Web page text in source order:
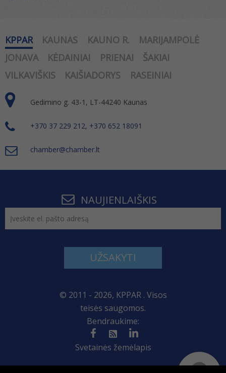
KPPAR KAUNAS KAUNO R.
MARIJAMPOLĖ
JONAVA
KĖDAINIAI PRIENAI
ŠAKIAI
VILKAVIŠKIS
KAIŠIADORYS RASEINIAI
Gedimino g. 43-1, LT-44240 Kaunas
+370 37 229 212, +370 652 18091
chamber@chamber.lt
NAUJIENLAIŠKIS
UŽSAKYTI
© 2011 - 2026, KPPAR . Visos
teisės saugomos.
Bendraukime:
Svetainės žemėlapis